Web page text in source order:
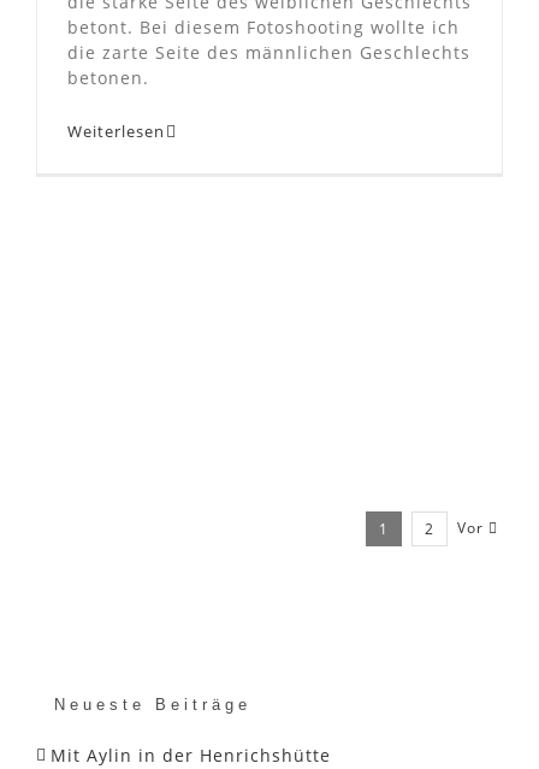
betont. Bei diesem Fotoshooting wollte ich
die zarte Seite des männlichen Geschlechts
betonen.
Weiterlesen
1 2 Vor
Neueste Beiträge
Mit Aylin in der Henrichshütte